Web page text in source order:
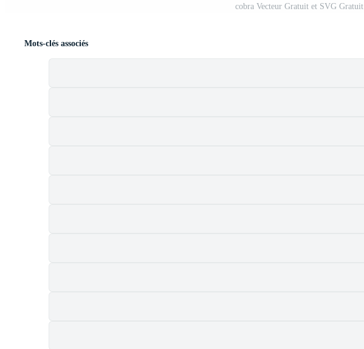
cobra Vecteur Gratuit et SVG Gratuit
Mots-clés associés